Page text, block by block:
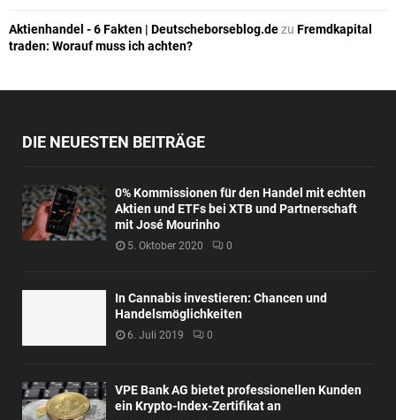
Aktienhandel - 6 Fakten | Deutscheborseblog.dezu Fremdkapital
traden: Worauf muss ich achten?
DIE NEUESTEN BEITRÄGE
0% Kommissionen für den Handel mit echten
Aktien und ETFs bei XTB und Partnerschaft
mit José Mourinho
5. Oktober 2020 0
In Cannabis investieren: Chancen und
Handelsmöglichkeiten
6. Juli 2019 0
VPE Bank AG bietet professionellen Kunden
ein Krypto-Index-Zertifikat an